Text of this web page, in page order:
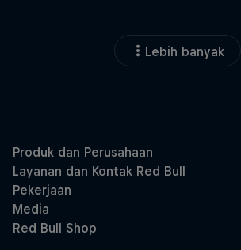
Lebih banyak